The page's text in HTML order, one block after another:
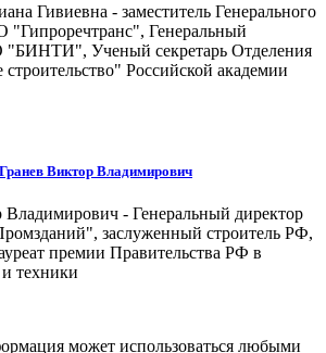
Гивиевна - заместитель Генерального
"Гипроречтранс", Генеральный
"БИНТИ", Ученый секретарь Отделения
строительство" Российской академии
Виктор Владимирович
Владимирович - Генеральный директор
заслуженный строитель РФ,
премии Правительства РФ в
техники
может использоваться любыми